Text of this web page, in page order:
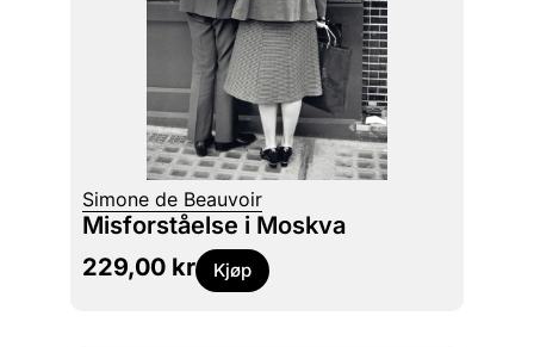
Simone de Beauvoir
Misforståelse i Moskva
229,00 kr Kjøp